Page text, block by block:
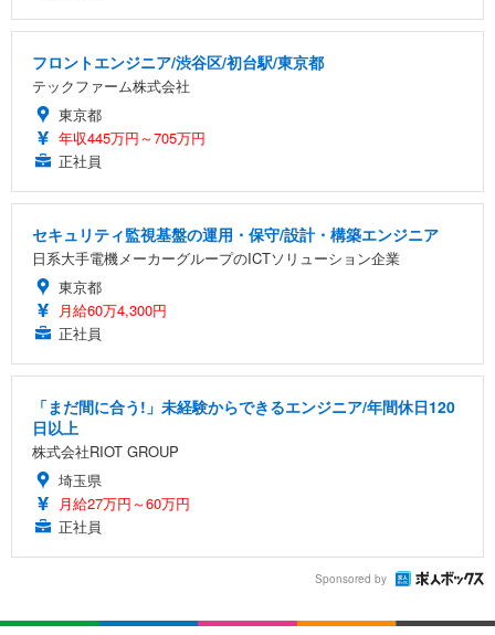
フロントエンジニア/渋谷区/初台駅/東京都
テックファーム株式会社
東京都
年収445万円～705万円
正社員
セキュリティ監視基盤の運用・保守/設計・構築エンジニア
日系大手電機メーカーグループのICTソリューション企業
東京都
月給60万4,300円
正社員
「まだ間に合う!」未経験からできるエンジニア/年間休日120
日以上
株式会社RIOT GROUP
埼玉県
月給27万円～60万円
正社員
Sponsored by